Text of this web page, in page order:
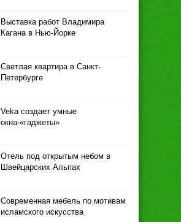
Выставка работ Владимира
Кагана в Нью-Йорке
Светлая квартира в Санкт-
Петербурге
Veka создает умные
окна-«гаджеты»
Отель под открытым небом в
Швейцарских Альпах
Современная мебель по мотивам
исламского искусства